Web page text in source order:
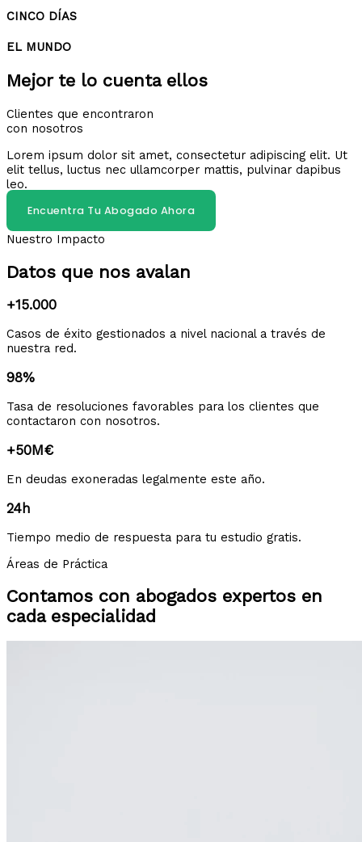
CINCO DÍAS
EL MUNDO
Mejor te lo cuenta ellos
Clientes que encontraron
con nosotros
Lorem ipsum dolor sit amet, consectetur adipiscing elit. Ut
elit tellus, luctus nec ullamcorper mattis, pulvinar dapibus
leo.
Encuentra Tu Abogado Ahora
Nuestro Impacto
Datos que nos avalan
+15.000
Casos de éxito gestionados a nivel nacional a través de
nuestra red.
98%
Tasa de resoluciones favorables para los clientes que
contactaron con nosotros.
+50M€
En deudas exoneradas legalmente este año.
24h
Tiempo medio de respuesta para tu estudio gratis.
Áreas de Práctica
Contamos con abogados expertos en
cada especialidad